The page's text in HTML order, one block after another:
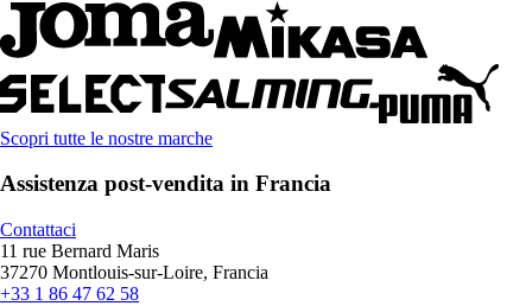
Scopri tutte le nostre marche
Assistenza post-vendita in Francia
Contattaci
11 rue Bernard Maris
37270 Montlouis-sur-Loire, Francia
+33 1 86 47 62 58